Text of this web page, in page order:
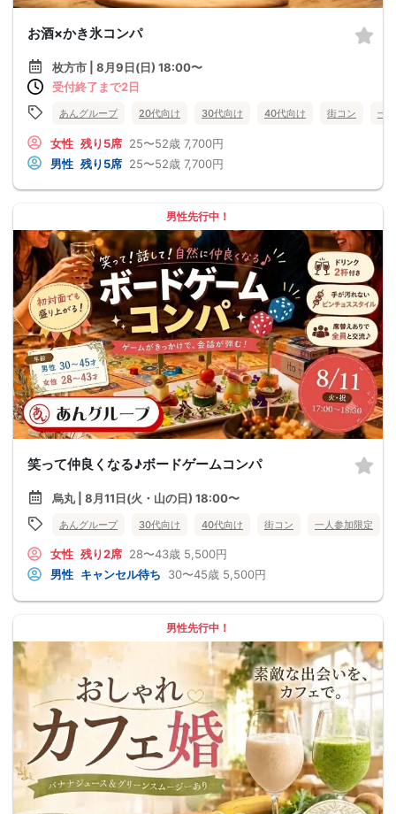
お酒×かき氷コンパ
枚方市 | 8月9日(日) 18:00〜
受付終了まで2日
あんグループ 20代向け 30代向け 40代向け 街コン 一
女性 残り5席 25〜52歳 7,700円
男性 残り5席 25〜52歳 7,700円
男性先行中！
笑って仲良くなる♪ボードゲームコンパ
烏丸 | 8月11日(火・山の日) 18:00〜
あんグループ 30代向け 40代向け 街コン 一人参加限定
女性 残り2席 28〜43歳 5,500円
男性 キャンセル待ち 30〜45歳 5,500円
男性先行中！